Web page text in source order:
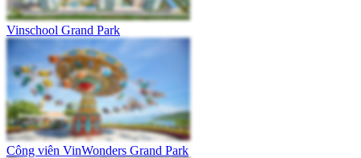
Vinschool Grand Park
Công viên VinWonders Grand Park